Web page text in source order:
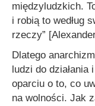
międzyludzkich.
i robią to według
rzeczy”
Dlatego
ludzi do działania
oparciu o to, co
na wolności. Jak